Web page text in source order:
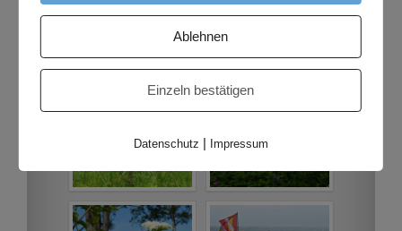
Ablehnen
Einzeln bestätigen
Datenschutz | Impressum